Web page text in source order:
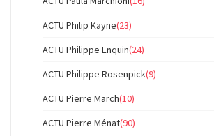
ACTU Philip Kayne(23)
ACTU Philippe Enquin(24)
ACTU Philippe Rosenpick(9)
ACTU Pierre March(10)
ACTU Pierre Ménat(90)